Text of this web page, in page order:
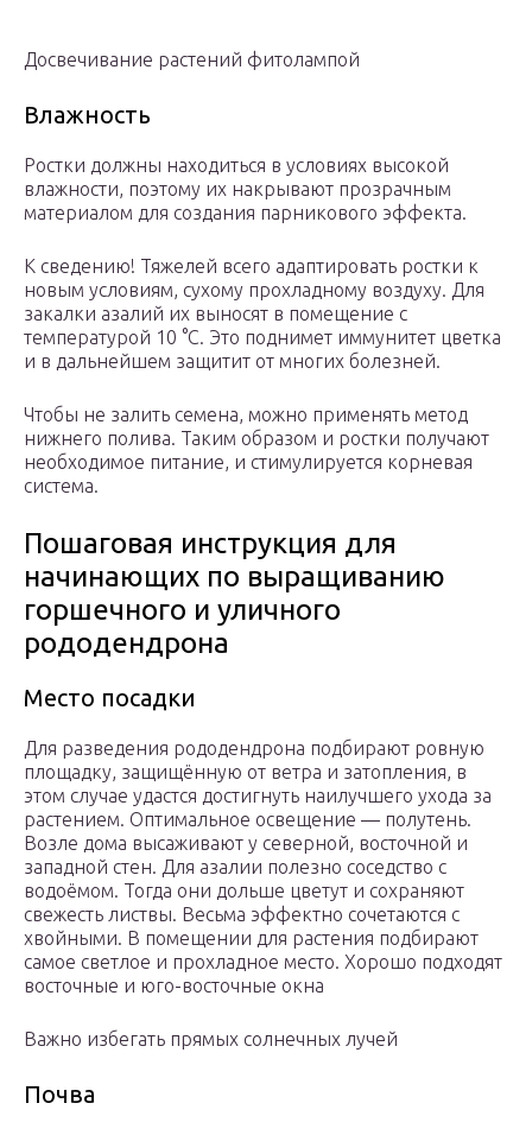
Досвечивание растений фитолампой
Влажность
Ростки должны находиться в условиях высокой
влажности, поэтому их накрывают прозрачным
материалом для создания парникового эффекта.
К сведению! Тяжелей всего адаптировать ростки к
новым условиям, сухому прохладному воздуху. Для
закалки азалий их выносят в помещение с
температурой 10 °С. Это поднимет иммунитет цветка
и в дальнейшем защитит от многих болезней.
Чтобы не залить семена, можно применять метод
нижнего полива. Таким образом и ростки получают
необходимое питание, и стимулируется корневая
система.
Пошаговая инструкция для
начинающих по выращиванию
горшечного и уличного
рододендрона
Место посадки
Для разведения рододендрона подбирают ровную
площадку, защищённую от ветра и затопления, в
этом случае удастся достигнуть наилучшего ухода за
растением. Оптимальное освещение — полутень.
Возле дома высаживают у северной, восточной и
западной стен. Для азалии полезно соседство с
водоёмом. Тогда они дольше цветут и сохраняют
свежесть листвы. Весьма эффектно сочетаются с
хвойными. В помещении для растения подбирают
самое светлое и прохладное место. Хорошо подходят
восточные и юго-восточные окна
Важно избегать прямых солнечных лучей
Почва